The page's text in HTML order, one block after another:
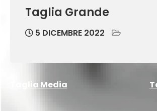
Taglia Grande
5 DICEMBRE 2022
Navigazione
articoli
Taglia Media